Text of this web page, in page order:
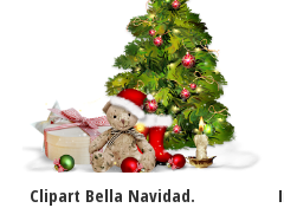
Imprimibles de Pocahontas.